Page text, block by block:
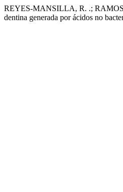
REYES-MANSILLA, R. .;
dentina generada por ácidos no